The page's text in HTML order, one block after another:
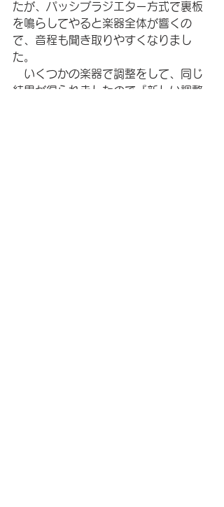
たが、パッシブラジエター方式で裏板
を鳴らしてやると楽器全体が響くの
で、音程も聞き取りやすくなりまし
た。
いくつかの楽器で調整をして、同じ
結果が得られましたので『新しい調整